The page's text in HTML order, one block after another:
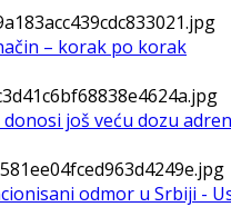
– korak po korak
još veću dozu
odmor u Srbiji -